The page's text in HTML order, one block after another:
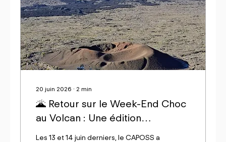
20 juin 2026 ∙ 2 min
🌋 Retour sur le Week-End Choc
au Volcan : Une édition
mémorable !
Les 13 et 14 juin derniers, le CAPOSS a